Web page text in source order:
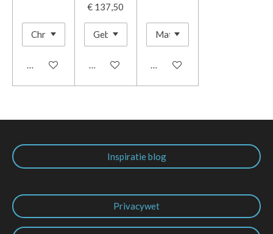
In winkelwagen
€ 137,50
In winkelwagenIn winkelwagen
Inspiratie blog
Privacywet